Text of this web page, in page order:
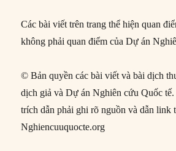
Các bài viết trên trang thể hiện quan
không phải quan điểm của Dự án
© Bản quyền các bài viết và bài dịch
dịch giả và Dự án Nghiên cứu Quốc
trích dẫn phải ghi rõ nguồn và dẫn link
Nghiencuuquocte.org